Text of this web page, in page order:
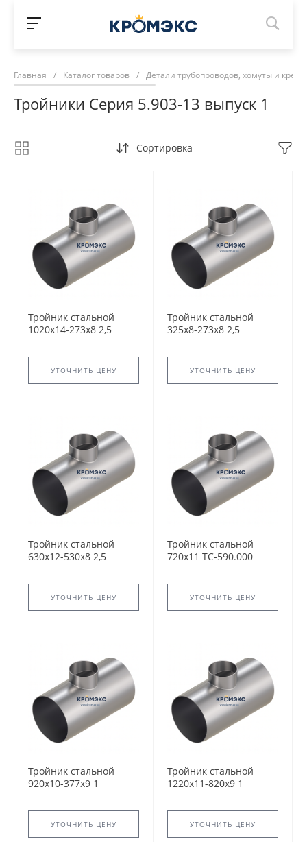
Главная / Каталог товаров / Детали трубопроводов, хомуты и
Тройники Серия 5.903-13 выпуск 1
Сортировка
Тройник стальной
1020x14-273х8 2,5
5.903-13 переходный
сварнойУТОЧНИТЬ ЦЕНУ
Тройник стальной
325x8-273х8 2,5
5.903-13 переходный
сварнойУТОЧНИТЬ ЦЕНУ
Тройник стальной
630x12-530х8 2,5
5.903-13 переходный
сварнойУТОЧНИТЬ ЦЕНУ
Тройник стальной
720x11 ТС-590.000
равнопроходный
сварнойУТОЧНИТЬ ЦЕНУ
Тройник стальной
920x10-377х9 1
5.903-13 переходный
сварнойУТОЧНИТЬ ЦЕНУ
Тройник стальной
1220x11-820х9 1
5.903-13 переходный
сварнойУТОЧНИТЬ ЦЕНУ